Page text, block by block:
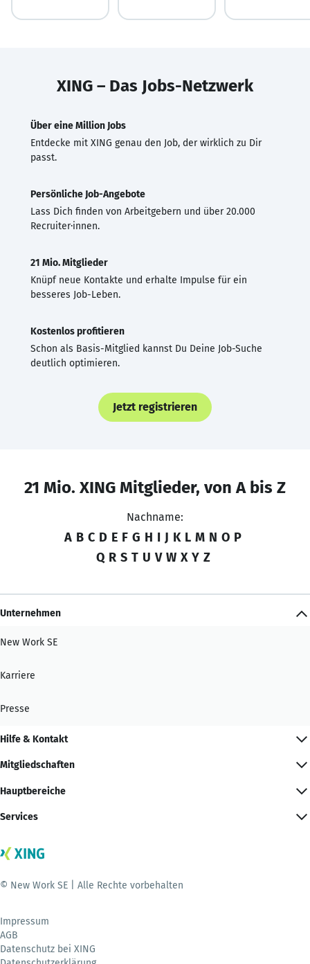
XING – Das Jobs-Netzwerk
Über eine Million Jobs
Entdecke mit XING genau den Job, der wirklich zu Dir
passt.
Persönliche Job-Angebote
Lass Dich finden von Arbeitgebern und über 20.000
Recruiter·innen.
21 Mio. Mitglieder
Knüpf neue Kontakte und erhalte Impulse für ein
besseres Job-Leben.
Kostenlos profitieren
Schon als Basis-Mitglied kannst Du Deine Job-Suche
deutlich optimieren.
Jetzt registrieren
21 Mio. XING Mitglieder, von A bis Z
Nachname:
A B C D E F G H I J K L M N O P
Q R S T U V W X Y Z
Unternehmen
New Work SE
Karriere
Presse
Hilfe & Kontakt
Mitgliedschaften
Hauptbereiche
Services
© New Work SE | Alle Rechte vorbehalten
Impressum
AGB
Datenschutz bei XING